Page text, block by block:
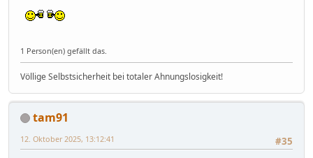
1 Person(en) gefällt das.
Völlige Selbstsicherheit bei totaler Ahnungslosigkeit!
tam91
#35
12. Oktober 2025, 13:12:41